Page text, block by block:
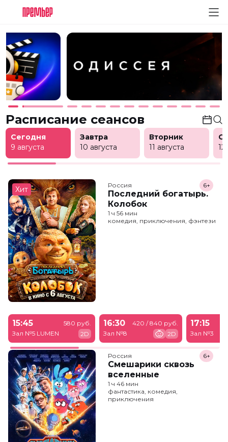
Расписание сеансов
Сегодня
9 августа
Завтра
10 августа
Вторник
11 августа
12
Хит Россия
Последний богатырь.
Колобок
6+
1 ч 56 мин
комедия, приключения, фэнтези
15:45
Зал №5 LUMEN
580 руб.
2D
16:30
Зал №8
420 / 840 руб.
2D
17:15
Зал №3
Россия
Смешарики сквозь
вселенные
6+
1 ч 46 мин
фантастика, комедия,
приключения